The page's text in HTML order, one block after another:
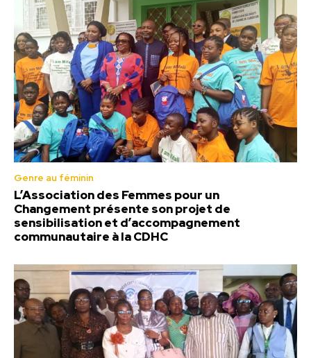
Genre au féminin
L’Association des Femmes pour un
Changement présente son projet de
sensibilisation et d’accompagnement
communautaire à la CDHC